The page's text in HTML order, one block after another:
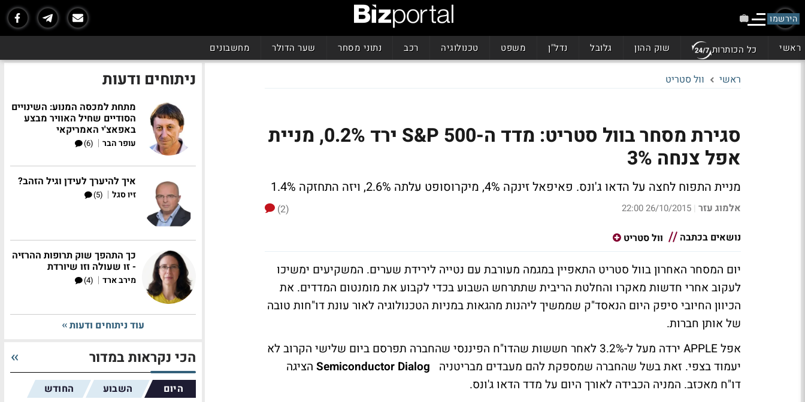
הירשמו
ראשי כל הכותרות שוק ההון גלובל נדל"ן משפט טכנולוגיה רכב נתוני מסחר שער הדולר מחשבונים
ראשי וול סטריט
סגירת מסחר בוול סטריט: מדד ה-S&P 500 ירד 0.2%, מניית
אפל צנחה 3%
מניית התפוח לחצה על הדאו ג'ונס. פאיפאל זינקה 4%, מיקרוסופט עלתה 2.6%, ויזה התחזקה 1.4%
אלמוג עזר |
26/10/2015 22:00
(2)
נושאים בכתבה
וול סטריט
יום המסחר האחרון בוול סטריט התאפיין במגמה מעורבת עם נטייה לירידת שערים. המשקיעים ימשיכו
לעקוב אחרי חדשות מאקרו והחלטת הריבית שתתרחש השבוע בכדי לקבוע את מומנטום המדדים. את
הכיוון החיובי סיפק היום הנאסד"ק שממשיך ליהנות מהגאות במניות הטכנולוגיה לאור עונת דו"חות טובה
של אותן חברות.
אפל APPLE ירדה מעל ל-3.2% לאחר חששות שהדו"ח הפיננסי שהחברה תפרסם ביום שלישי הקרוב לא
יעמוד בצפי. זאת בשל שהחברה שמספקת להם מעבדים מבריטניה Semiconductor Dialog הציגה
דו"ח מאכזב. המניה הכבידה לאורך היום על מדד הדאו ג'ונס.
ניתוחים ודעות
מתחת למכסה המנוע: השינויים
הסודיים שחיל האוויר מבצע
באפאצ'י האמריקאי
עופר הבר |
(6)
איך להיערך לעידן וגיל הזהב?
זיו סגל |
(5)
כך התהפך שוק תרופות ההרזיה
- זו שעולה וזו שיורדת
מירב ארד |
(4)
עוד ניתוחים ודעות
הכי נקראות במדור
היום השבוע החודש